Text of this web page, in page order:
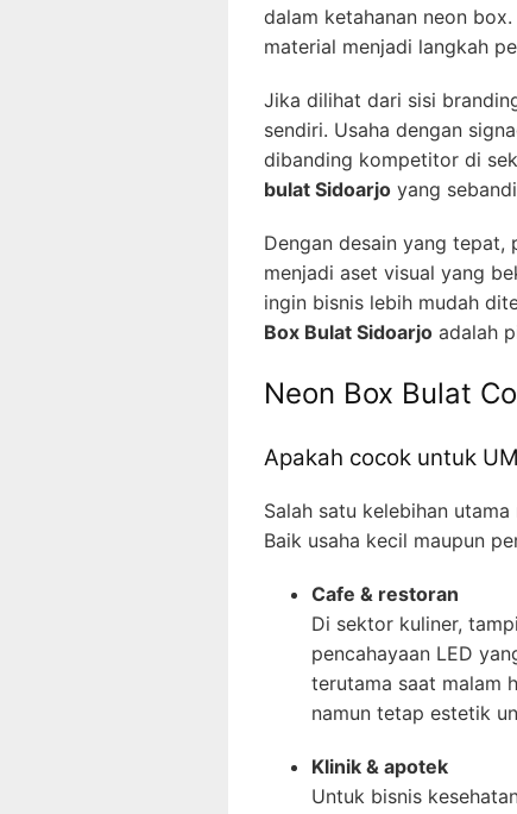
dalam ketahanan neon
material menjadi langkah
Jika dilihat dari sisi
sendiri. Usaha dengan
dibanding kompetitor di
bulat Sidoarjo yang
Dengan desain yang tepat,
menjadi aset visual yang
ingin bisnis lebih mudah
Box Bulat Sidoarjo adalah
Neon Box Bulat
Apakah cocok untuk
Salah satu kelebihan
Baik usaha kecil maupun
Cafe & restoran
Di sektor kuliner,
pencahayaan LED
terutama saat malam
namun tetap estetik
Klinik & apotek
Untuk bisnis